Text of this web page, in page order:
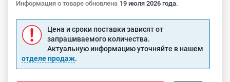
Информация о товаре обновлена 19 июля 2026 года.
Цена и сроки поставки зависят от
запрашиваемого количества.
Актуальную информацию уточняйте в нашем
отделе продаж.